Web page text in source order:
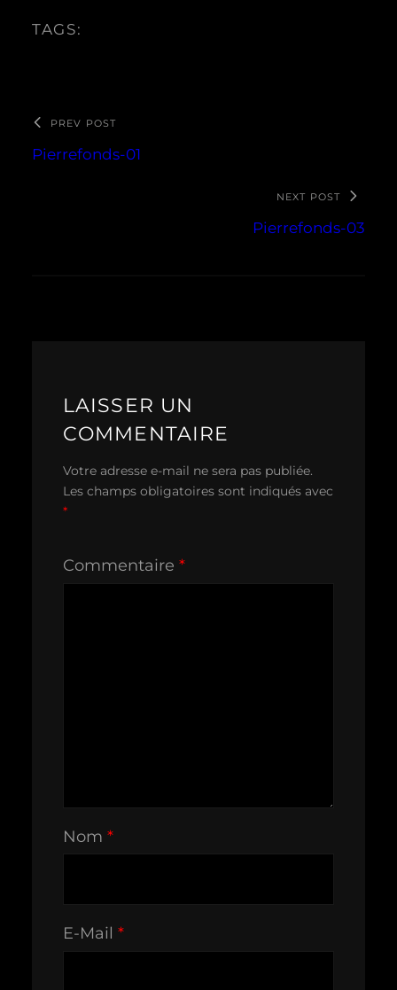
TAGS:
PREV POST
Pierrefonds-01
NEXT POST
Pierrefonds-03
LAISSER UN
COMMENTAIRE
Votre adresse e-mail ne sera pas publiée.
Les champs obligatoires sont indiqués avec
*
Commentaire *
Nom *
E-Mail *